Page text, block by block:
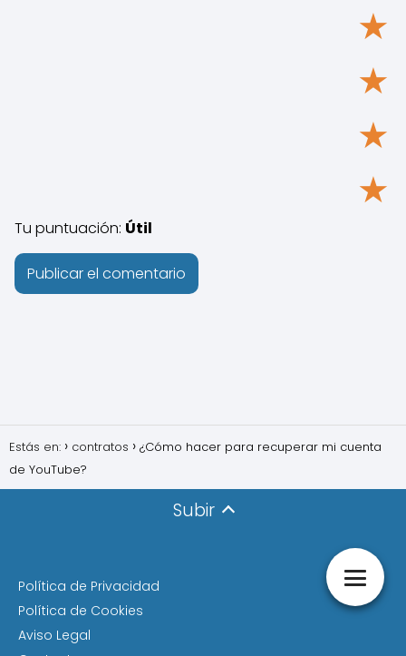
★
★
★
★
Tu puntuación: Útil
Estás en: contratos
¿Cómo hacer para recuperar mi cuenta
de YouTube?
Subir
Política de Privacidad
Política de Cookies
Aviso Legal